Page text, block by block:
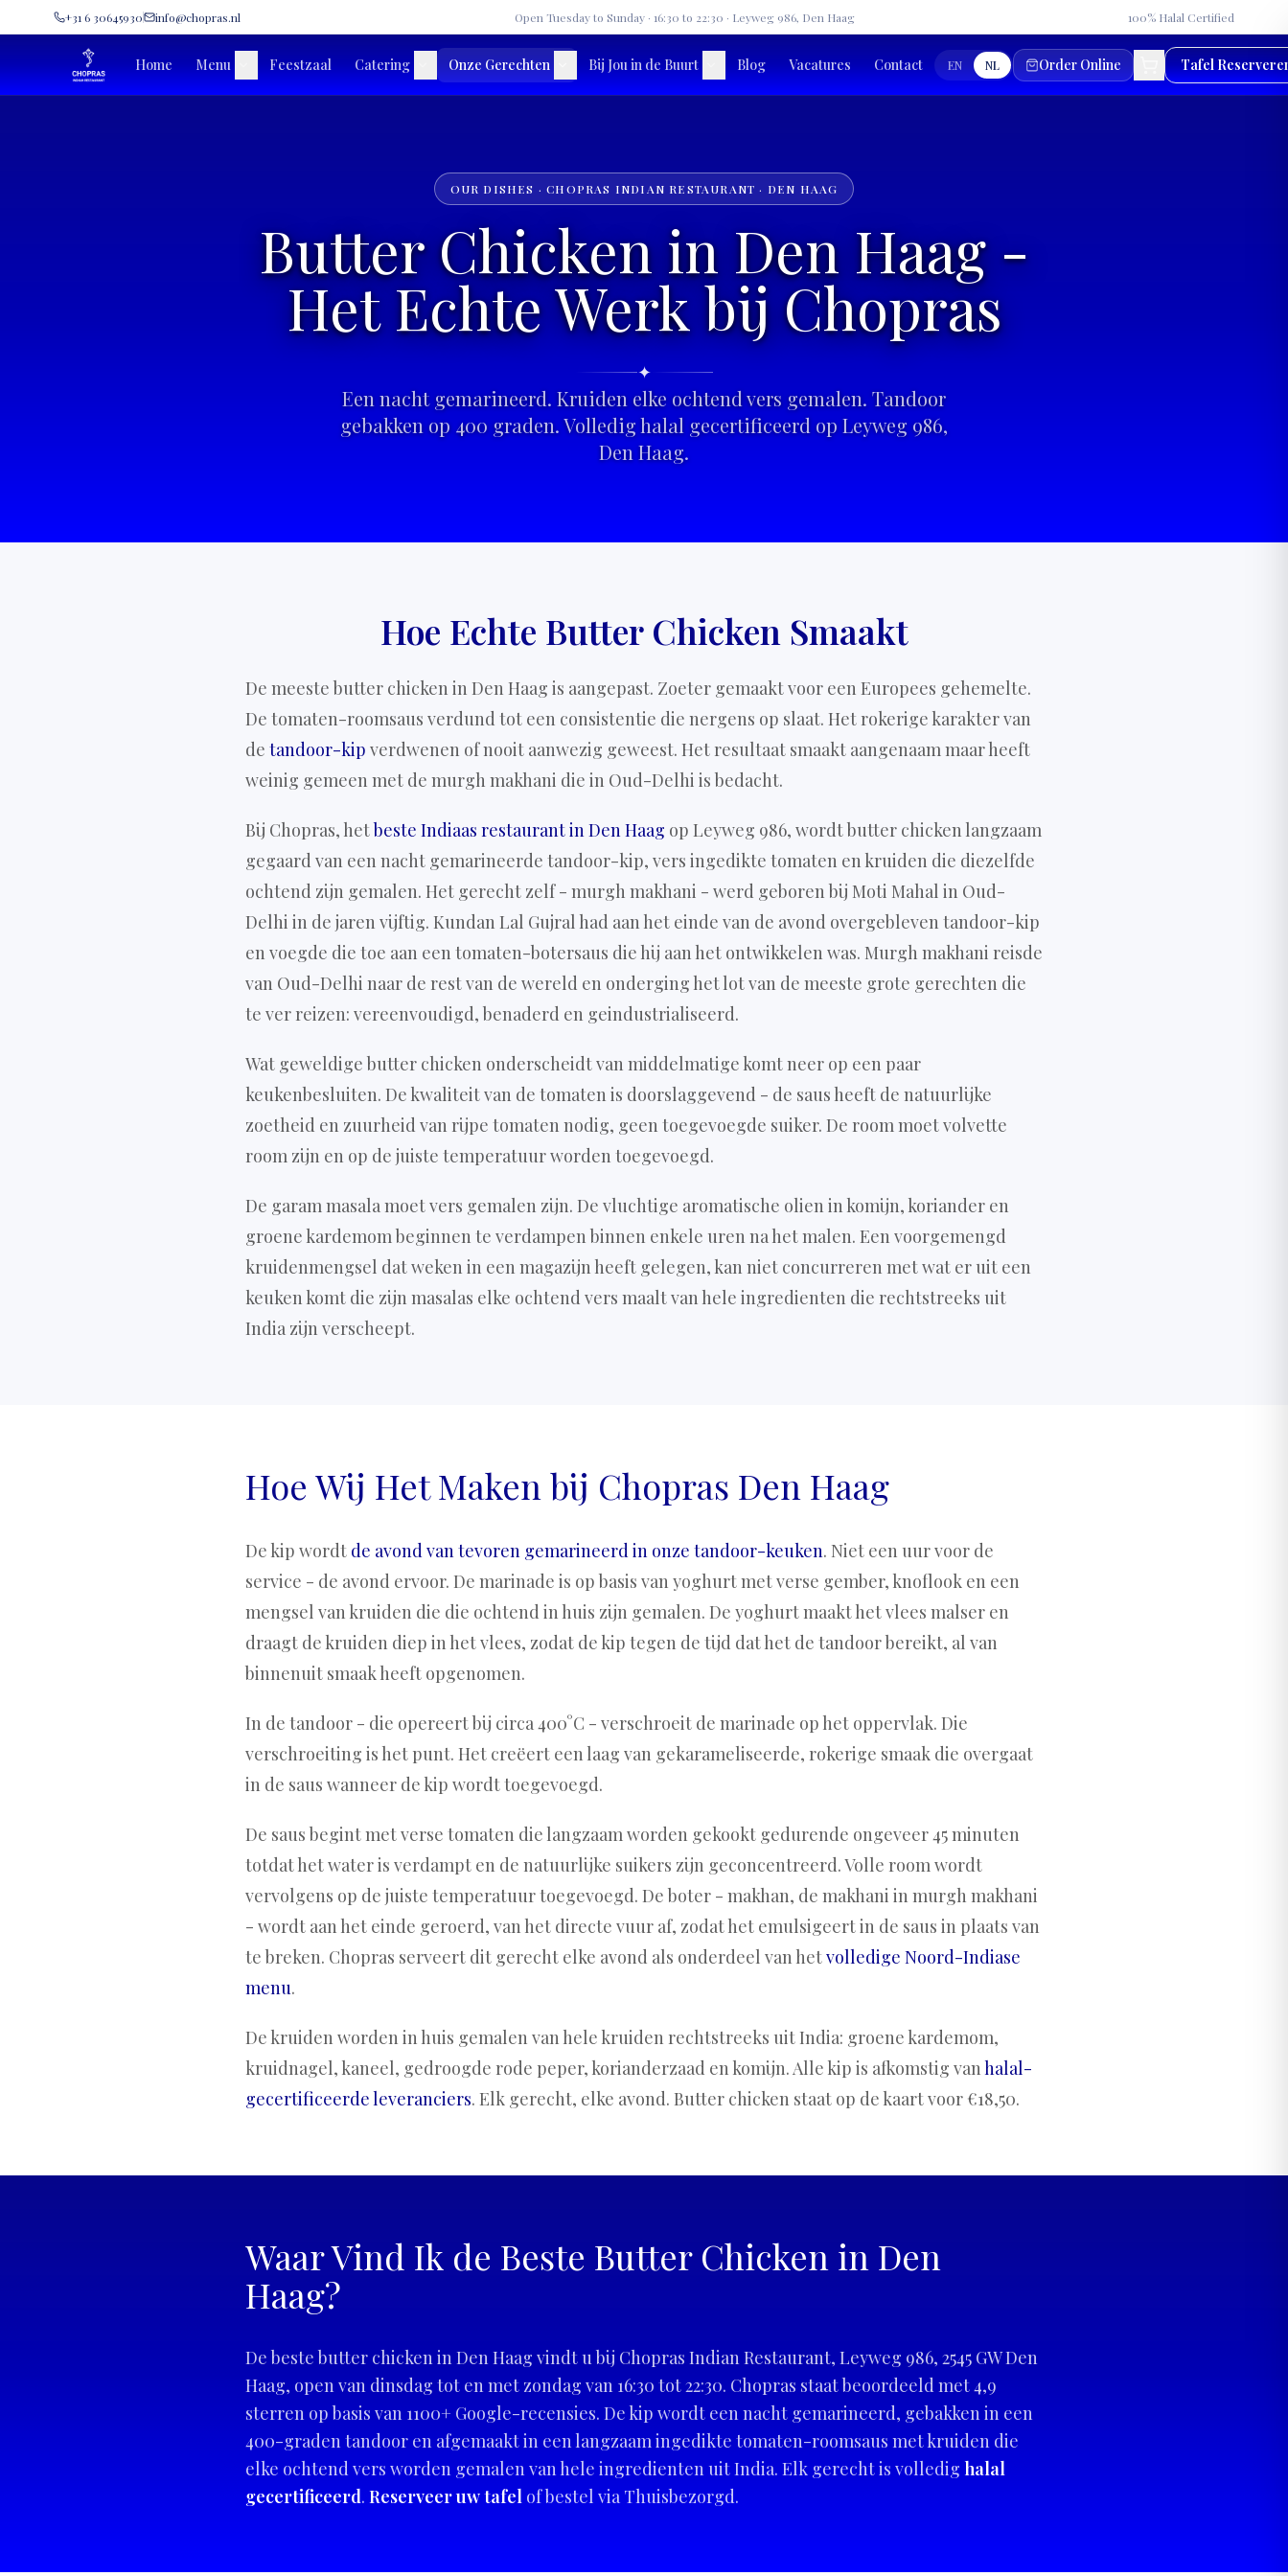
+31 6 30645930 info@chopras.nl Open Tuesday to Sunday · 16:30 to 22:30 · Leyweg 986, Den Haag 100% Halal Certified
Home Menu Feestzaal Catering Onze Gerechten Bij Jou in de Buurt Blog Vacatures Contact EN NL Order Online Tafel
OUR DISHES · CHOPRAS INDIAN RESTAURANT · DEN HAAG
Butter Chicken in Den Haag -
Het Echte Werk bij Chopras
✦
Een nacht gemarineerd. Kruiden elke ochtend vers gemalen. Tandoor
gebakken op 400 graden. Volledig halal gecertificeerd op Leyweg 986,
Den Haag.
Hoe Echte Butter Chicken Smaakt
De meeste butter chicken in Den Haag is aangepast. Zoeter gemaakt voor een Europees gehemelte.
De tomaten-roomsaus verdund tot een consistentie die nergens op slaat. Het rokerige karakter van
de tandoor-kip verdwenen of nooit aanwezig geweest. Het resultaat smaakt aangenaam maar heeft
weinig gemeen met de murgh makhani die in Oud-Delhi is bedacht.
Bij Chopras, hetbeste Indiaas restaurant in Den Haag op Leyweg 986, wordt butter chicken langzaam
gegaard van een nacht gemarineerde tandoor-kip, vers ingedikte tomaten en kruiden die diezelfde
ochtend zijn gemalen. Het gerecht zelf - murgh makhani - werd geboren bij Moti Mahal in Oud-
Delhi in de jaren vijftig. Kundan Lal Gujral had aan het einde van de avond overgebleven tandoor-kip
en voegde die toe aan een tomaten-botersaus die hij aan het ontwikkelen was. Murgh makhani reisde
van Oud-Delhi naar de rest van de wereld en onderging het lot van de meeste grote gerechten die
te ver reizen: vereenvoudigd, benaderd en geindustrialiseerd.
Wat geweldige butter chicken onderscheidt van middelmatige komt neer op een paar
keukenbesluiten. De kwaliteit van de tomaten is doorslaggevend - de saus heeft de natuurlijke
zoetheid en zuurheid van rijpe tomaten nodig, geen toegevoegde suiker. De room moet volvette
room zijn en op de juiste temperatuur worden toegevoegd.
De garam masala moet vers gemalen zijn. De vluchtige aromatische olien in komijn, koriander en
groene kardemom beginnen te verdampen binnen enkele uren na het malen. Een voorgemengd
kruidenmengsel dat weken in een magazijn heeft gelegen, kan niet concurreren met wat er uit een
keuken komt die zijn masalas elke ochtend vers maalt van hele ingredienten die rechtstreeks uit
India zijn verscheept.
Hoe Wij Het Maken bij Chopras Den Haag
De kip wordt de avond van tevoren gemarineerd in onze tandoor-keuken. Niet een uur voor de
service - de avond ervoor. De marinade is op basis van yoghurt met verse gember, knoflook en een
mengsel van kruiden die die ochtend in huis zijn gemalen. De yoghurt maakt het vlees malser en
draagt de kruiden diep in het vlees, zodat de kip tegen de tijd dat het de tandoor bereikt, al van
binnenuit smaak heeft opgenomen.
In de tandoor - die opereert bij circa 400°C - verschroeit de marinade op het oppervlak. Die
verschroeiting is het punt. Het creëert een laag van gekarameliseerde, rokerige smaak die overgaat
in de saus wanneer de kip wordt toegevoegd.
De saus begint met verse tomaten die langzaam worden gekookt gedurende ongeveer 45 minuten
totdat het water is verdampt en de natuurlijke suikers zijn geconcentreerd. Volle room wordt
vervolgens op de juiste temperatuur toegevoegd. De boter - makhan, de makhani in murgh makhani
- wordt aan het einde geroerd, van het directe vuur af, zodat het emulsigeert in de saus in plaats van
te breken. Chopras serveert dit gerecht elke avond als onderdeel van hetvolledige Noord-Indiase
menu.
De kruiden worden in huis gemalen van hele kruiden rechtstreeks uit India: groene kardemom,
kruidnagel, kaneel, gedroogde rode peper, korianderzaad en komijn. Alle kip is afkomstig vanhalal-
gecertificeerde leveranciers. Elk gerecht, elke avond. Butter chicken staat op de kaart voor €18,50.
Waar Vind Ik de Beste Butter Chicken in Den
Haag?
De beste butter chicken in Den Haag vindt u bij Chopras Indian Restaurant, Leyweg 986, 2545 GW Den
Haag, open van dinsdag tot en met zondag van 16:30 tot 22:30. Chopras staat beoordeeld met 4,9
sterren op basis van 1100+ Google-recensies. De kip wordt een nacht gemarineerd, gebakken in een
400-graden tandoor en afgemaakt in een langzaam ingedikte tomaten-roomsaus met kruiden die
elke ochtend vers worden gemalen van hele ingredienten uit India. Elk gerecht is volledig halal
gecertificeerd. Reserveer uw tafel of bestel via Thuisbezorgd.